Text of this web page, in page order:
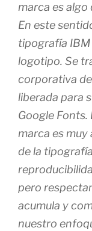
marca es algo
En este
tipografía
logotipo. Se
corporativa
liberada para
Google Fonts.
marca es muy
de la
pero
acumula y
nuestro